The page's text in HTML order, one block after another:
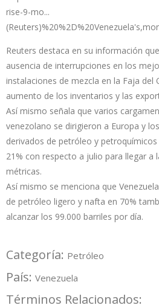
rise-9-mo...
Reuters destaca en su información
ausencia de interrupciones en los
instalaciones de mezcla en la Faja del
aumento de los inventarios y las
Así mismo señala que varios
venezolano se dirigieron a Europa y
derivados de petróleo y
21% con respecto a julio para llegar a
métricas.
Así mismo se menciona que
de petróleo ligero y nafta en 70%
alcanzar los 99.000 barriles por día.
Categoría: Petróleo
País: Venezuela
Términos Relacionados: